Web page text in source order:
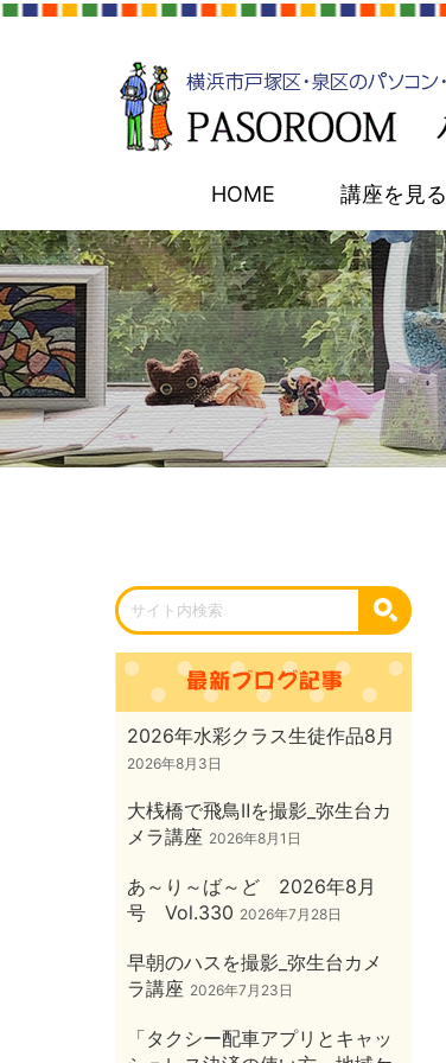
HOME 講座を見る
2026年水彩クラス生徒作品8月
2026年8月3日
大桟橋で飛鳥Ⅱを撮影_弥生台カ
メラ講座 2026年8月1日
あ～り～ば～ど 2026年8月
号 Vol.330 2026年7月28日
早朝のハスを撮影_弥生台カメ
ラ講座 2026年7月23日
「タクシー配車アプリとキャッ